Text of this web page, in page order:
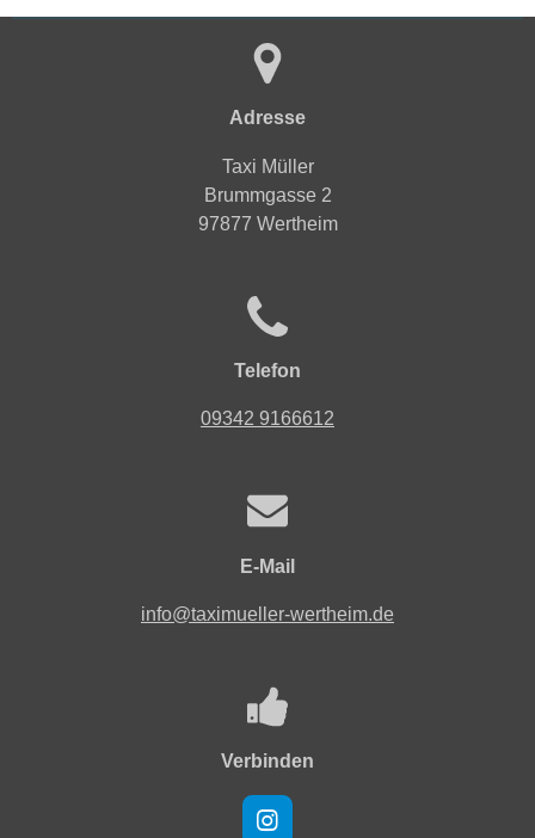
Adresse
Taxi Müller
Brummgasse 2
97877 Wertheim
Telefon
09342 9166612
E-Mail
info@taximueller-wertheim.de
Verbinden
I